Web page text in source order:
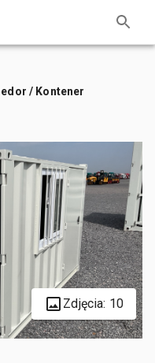
/ Kontener
Zdjęcia: 10